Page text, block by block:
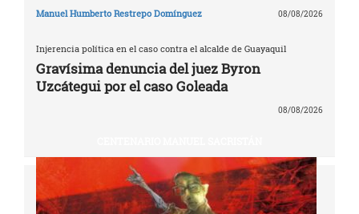
Manuel Humberto Restrepo Domínguez 08/08/2026
Injerencia política en el caso contra el alcalde de Guayaquil
Gravísima denuncia del juez Byron
Uzcátegui por el caso Goleada
08/08/2026